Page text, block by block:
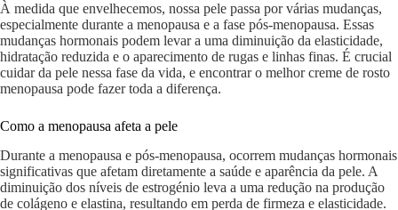
À medida que envelhecemos, nossa pele passa por várias mudanças,
especialmente durante a menopausa e a fase pós-menopausa. Essas
mudanças hormonais podem levar a uma diminuição da elasticidade,
hidratação reduzida e o aparecimento de rugas e linhas finas. É crucial
cuidar da pele nessa fase da vida, e encontrar o melhor creme de rosto
menopausa pode fazer toda a diferença.
Como a menopausa afeta a pele
Durante a menopausa e pós-menopausa, ocorrem mudanças hormonais
significativas que afetam diretamente a saúde e aparência da pele. A
diminuição dos níveis de estrogénio leva a uma redução na produção
de colágeno e elastina, resultando em perda de firmeza e elasticidade.